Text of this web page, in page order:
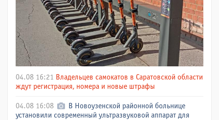
04.08 16:21 Владельцев самокатов в Саратовской области
ждут регистрация, номера и новые штрафы
04.08 16:08
В Новоузенской районной больнице
установили современный ультразвуковой аппарат для